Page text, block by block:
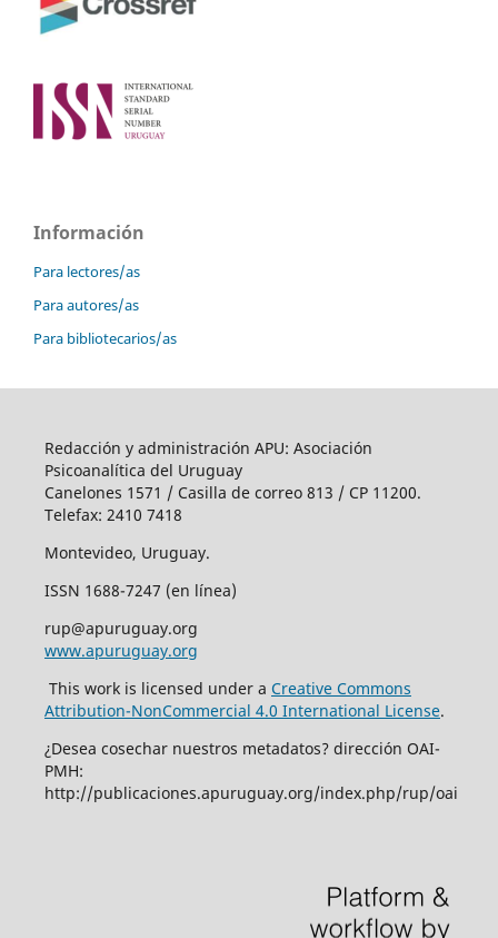
Información
Para lectores/as
Para autores/as
Para bibliotecarios/as
Redacción y administración APU: Asociación
Psicoanalítica del Uruguay
Canelones 1571 / Casilla de correo 813 / CP 11200.
Telefax: 2410 7418
Montevideo, Uruguay.
ISSN 1688-7247 (en línea)
rup@apuruguay.org
www.apuruguay.org
This work is licensed under a Creative Commons
Attribution-NonCommercial 4.0 International License.
¿Desea cosechar nuestros metadatos? dirección OAI-
PMH:
http://publicaciones.apuruguay.org/index.php/rup/oai